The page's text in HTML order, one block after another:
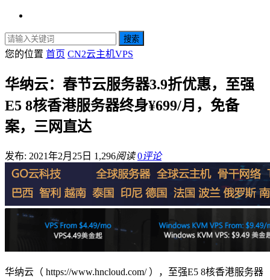
搜索
您的位置 首页 CN2云主机VPS
华纳云：春节云服务器3.9折优惠，至强
E5 8核香港服务器终身¥699/月，免备
案，三网直达
发布: 2021年2月25日 1,296阅读 0评论
华纳云（ https://www.hncloud.com/ ），至强E5 8核香港服务器